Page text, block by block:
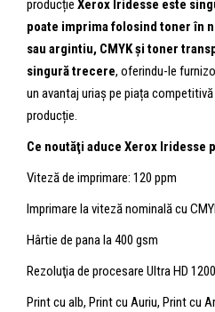
producție Xerox Iridesse este
poate imprima folosind toner în
sau argintiu, CMYK și toner
singură trecere, oferindu-le
un avantaj uriaș pe piața
producție.
Ce noutăţi aduce Xerox Iridesse
Viteză de imprimare: 120 ppm
Imprimare la viteză nominală cu
Hârtie de pana la 400 gsm
Rezoluţia de procesare Ultra HD
Print cu alb, Print cu Auriu, Print cu